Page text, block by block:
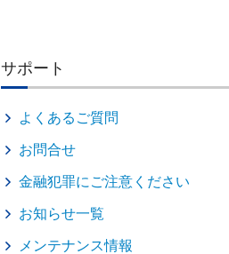
サポート
よくあるご質問
お問合せ
金融犯罪にご注意ください
お知らせ一覧
メンテナンス情報